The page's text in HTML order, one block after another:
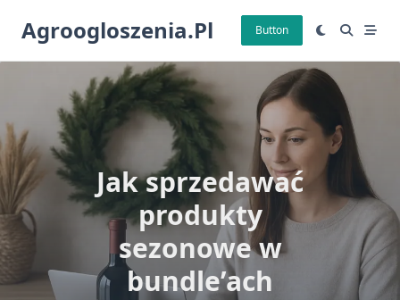
Agroogloszenia.pl Button
Jak sprzedawać
produkty
sezonowe w
bundle’ach